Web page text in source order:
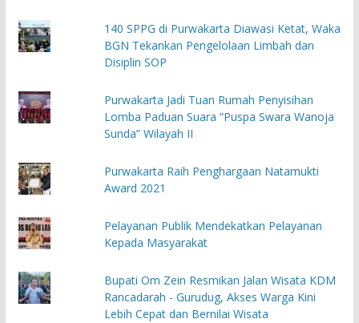
140 SPPG di Purwakarta Diawasi Ketat, Waka
BGN Tekankan Pengelolaan Limbah dan
Disiplin SOP
Purwakarta Jadi Tuan Rumah Penyisihan
Lomba Paduan Suara “Puspa Swara Wanoja
Sunda” Wilayah II
Purwakarta Raih Penghargaan Natamukti
Award 2021
Pelayanan Publik Mendekatkan Pelayanan
Kepada Masyarakat
Bupati Om Zein Resmikan Jalan Wisata KDM
Rancadarah - Gurudug, Akses Warga Kini
Lebih Cepat dan Bernilai Wisata